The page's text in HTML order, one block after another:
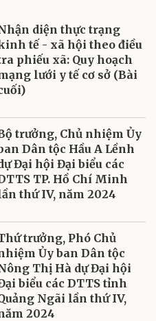
diện thực trạng
tế - xã hội theo điều
phiếu xã: Quy hoạch
lưới y tế cơ sở (Bài
trưởng, Chủ nhiệm Ủy
Dân tộc Hầu A Lềnh
Đại hội Đại biểu các
TP. Hồ Chí Minh
thứ IV, năm 2024
trưởng, Phó Chủ
Ủy ban Dân tộc
Thị Hà dự Đại hội
biểu các DTTS tỉnh
Ngãi lần thứ IV,
2024